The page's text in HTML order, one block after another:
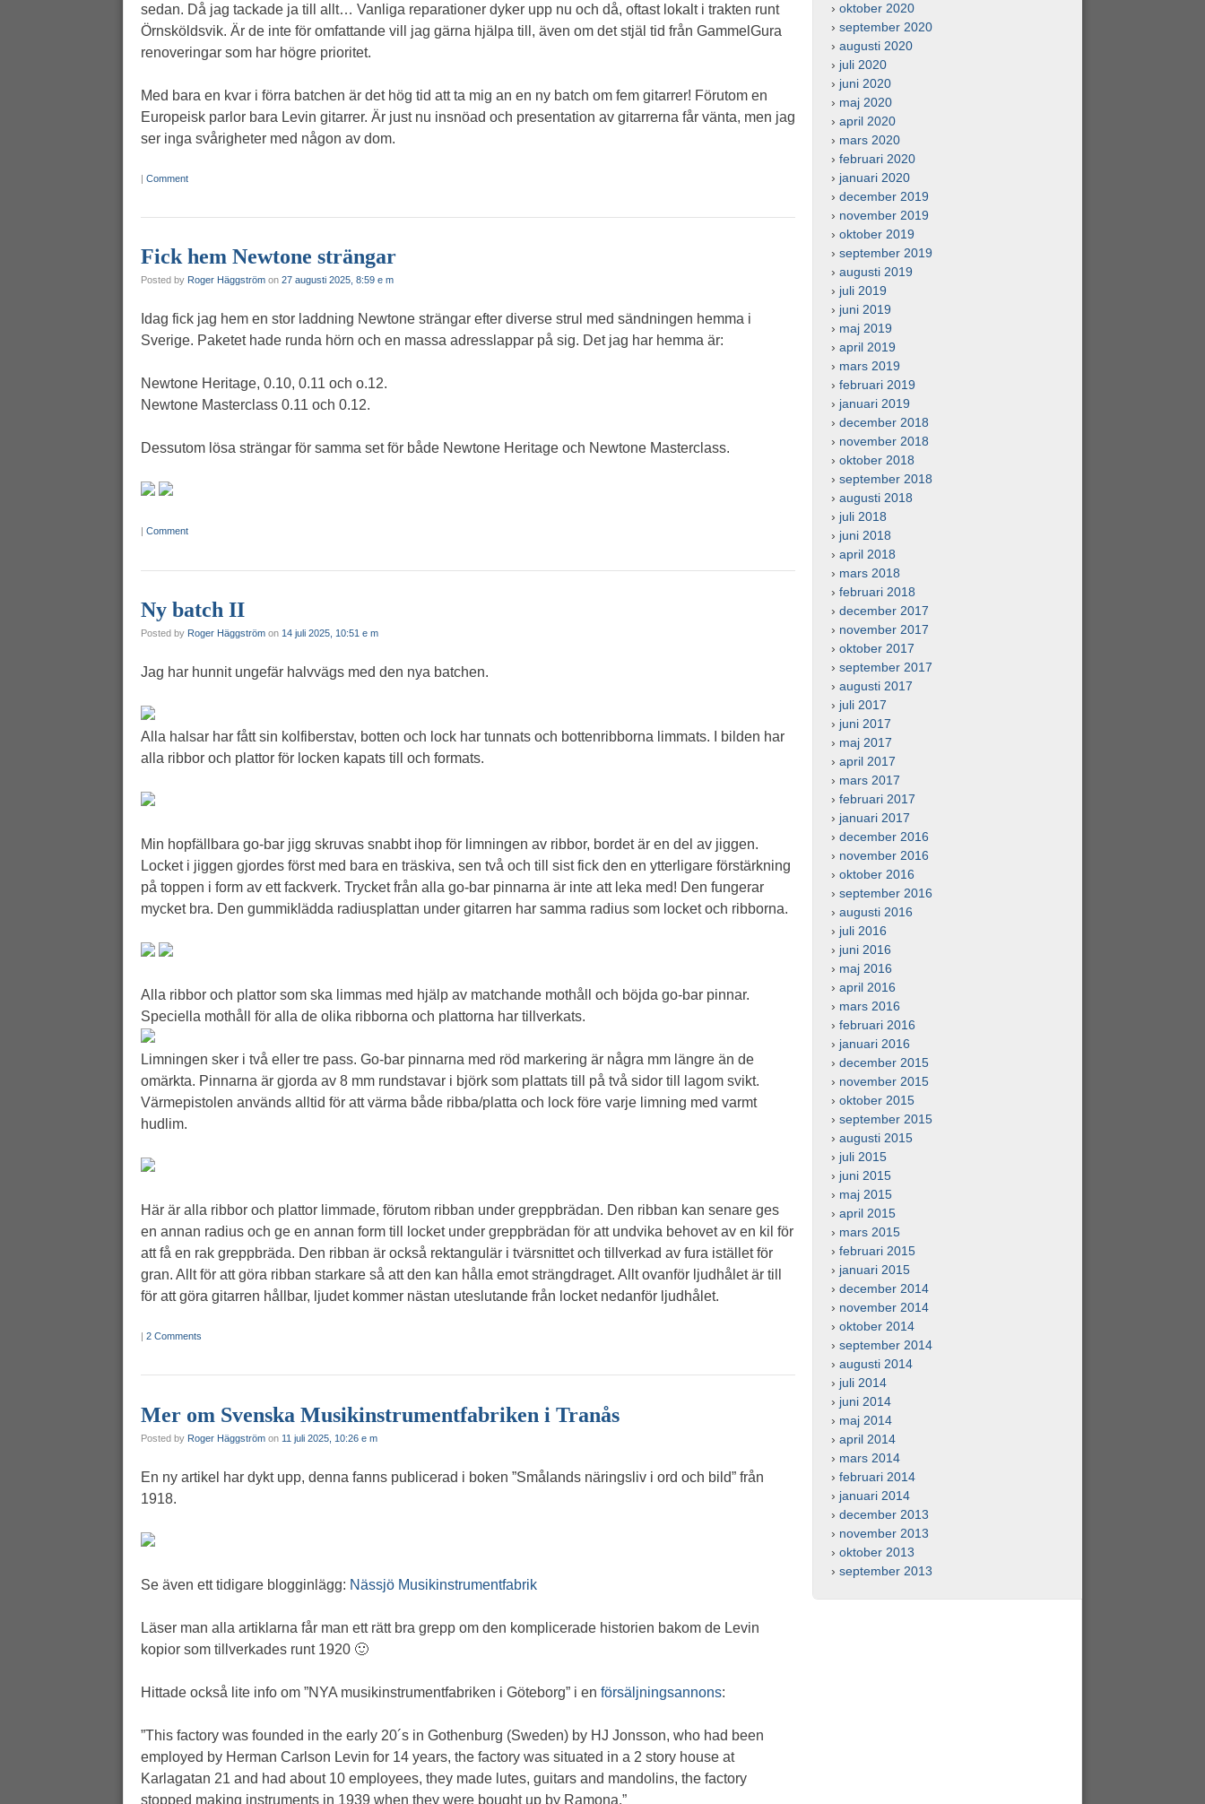
sedan. Då jag tackade ja till allt… Vanliga reparationer dyker upp nu och då, oftast lokalt i trakten runt
Örnsköldsvik. Är de inte för omfattande vill jag gärna hjälpa till, även om det stjäl tid från GammelGura
renoveringar som har högre prioritet.
Med bara en kvar i förra batchen är det hög tid att ta mig an en ny batch om fem gitarrer! Förutom en
Europeisk parlor bara Levin gitarrer. Är just nu insnöad och presentation av gitarrerna får vänta, men jag
ser inga svårigheter med någon av dom.
| Comment
Fick hem Newtone strängar
Posted by Roger Häggström on 27 augusti 2025, 8:59 e m
Idag fick jag hem en stor laddning Newtone strängar efter diverse strul med sändningen hemma i
Sverige. Paketet hade runda hörn och en massa adresslappar på sig. Det jag har hemma är:
Newtone Heritage, 0.10, 0.11 och o.12.
Newtone Masterclass 0.11 och 0.12.
Dessutom lösa strängar för samma set för både Newtone Heritage och Newtone Masterclass.
Comment
Ny batch II
Posted by Roger Häggström on 14 juli 2025, 10:51 e m
Jag har hunnit ungefär halvvägs med den nya batchen.
Alla halsar har fått sin kolfiberstav, botten och lock har tunnats och bottenribborna limmats. I bilden har
alla ribbor och plattor för locken kapats till och formats.
Min hopfällbara go-bar jigg skruvas snabbt ihop för limningen av ribbor, bordet är en del av jiggen.
Locket i jiggen gjordes först med bara en träskiva, sen två och till sist fick den en ytterligare förstärkning
på toppen i form av ett fackverk. Trycket från alla go-bar pinnarna är inte att leka med! Den fungerar
mycket bra. Den gummiklädda radiusplattan under gitarren har samma radius som locket och ribborna.
Alla ribbor och plattor som ska limmas med hjälp av matchande mothåll och böjda go-bar pinnar.
Speciella mothåll för alla de olika ribborna och plattorna har tillverkats.
Limningen sker i två eller tre pass. Go-bar pinnarna med röd markering är några mm längre än de
omärkta. Pinnarna är gjorda av 8 mm rundstavar i björk som plattats till på två sidor till lagom svikt.
Värmepistolen används alltid för att värma både ribba/platta och lock före varje limning med varmt
hudlim.
Här är alla ribbor och plattor limmade, förutom ribban under greppbrädan. Den ribban kan senare ges
en annan radius och ge en annan form till locket under greppbrädan för att undvika behovet av en kil för
att få en rak greppbräda. Den ribban är också rektangulär i tvärsnittet och tillverkad av fura istället för
gran. Allt för att göra ribban starkare så att den kan hålla emot strängdraget. Allt ovanför ljudhålet är till
för att göra gitarren hållbar, ljudet kommer nästan uteslutande från locket nedanför ljudhålet.
| 2 Comments
Mer om Svenska Musikinstrumentfabriken i Tranås
Posted by Roger Häggström on 11 juli 2025, 10:26 e m
En ny artikel har dykt upp, denna fanns publicerad i boken ”Smålands näringsliv i ord och bild” från
1918.
Se även ett tidigare blogginlägg: Nässjö Musikinstrumentfabrik
Läser man alla artiklarna får man ett rätt bra grepp om den komplicerade historien bakom de Levin
kopior som tillverkades runt 1920 🙂
Hittade också lite info om ”NYA musikinstrumentfabriken i Göteborg” i en försäljningsannons:
”This factory was founded in the early 20´s in Gothenburg (Sweden) by HJ Jonsson, who had been
employed by Herman Carlson Levin for 14 years, the factory was situated in a 2 story house at
Karlagatan 21 and had about 10 employees, they made lutes, guitars and mandolins, the factory
stopped making instruments in 1939 when they were bought up by Ramona.”
oktober 2020
september 2020
augusti 2020
juli 2020
juni 2020
maj 2020
april 2020
mars 2020
februari 2020
januari 2020
december 2019
november 2019
oktober 2019
september 2019
augusti 2019
juli 2019
juni 2019
maj 2019
april 2019
mars 2019
februari 2019
januari 2019
december 2018
november 2018
oktober 2018
september 2018
augusti 2018
juli 2018
juni 2018
april 2018
mars 2018
februari 2018
december 2017
november 2017
oktober 2017
september 2017
augusti 2017
juli 2017
juni 2017
maj 2017
april 2017
mars 2017
februari 2017
januari 2017
december 2016
november 2016
oktober 2016
september 2016
augusti 2016
juli 2016
juni 2016
maj 2016
april 2016
mars 2016
februari 2016
januari 2016
december 2015
november 2015
oktober 2015
september 2015
augusti 2015
juli 2015
juni 2015
maj 2015
april 2015
mars 2015
februari 2015
januari 2015
december 2014
november 2014
oktober 2014
september 2014
augusti 2014
juli 2014
juni 2014
maj 2014
april 2014
mars 2014
februari 2014
januari 2014
december 2013
november 2013
oktober 2013
september 2013